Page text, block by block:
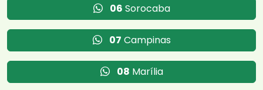
06 Sorocaba
07 Campinas
08 Marília